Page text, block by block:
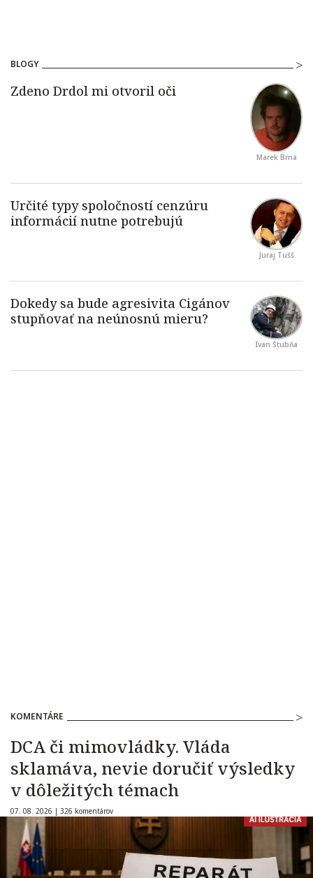
BLOGY
Marek Brna
Juraj Tušš
Ivan Štubňa
KOMENTÁRE
DCA či mimovládky. Vláda
sklamáva, nevie doručiť výsledky
v dôležitých témach
07. 08. 2026 | 326 komentárov